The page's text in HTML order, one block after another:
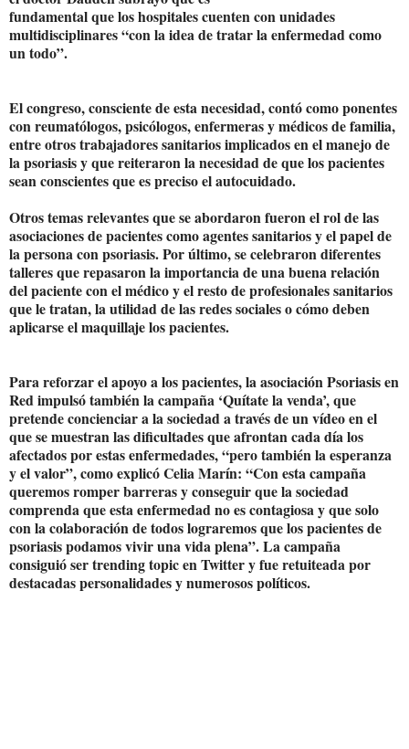
fundamental que los hospitales cuenten con unidades
multidisciplinares “con la idea de tratar la enfermedad como
un todo”.
El congreso, consciente de esta necesidad, contó como ponentes
con reumatólogos, psicólogos, enfermeras y médicos de familia,
entre otros trabajadores sanitarios implicados en el manejo de
la psoriasis y que reiteraron la necesidad de que los pacientes
sean conscientes que es preciso el autocuidado.
Otros temas relevantes que se abordaron fueron el rol de las
asociaciones de pacientes como agentes sanitarios y el papel de
la persona con psoriasis. Por último, se celebraron diferentes
talleres que repasaron la importancia de una buena relación
del paciente con el médico y el resto de profesionales sanitarios
que le tratan, la utilidad de las redes sociales o cómo deben
aplicarse el maquillaje los pacientes.
Para reforzar el apoyo a los pacientes, la asociación Psoriasis en
Red impulsó también la campaña ‘Quítate la venda’, que
pretende concienciar a la sociedad a través de un vídeo en el
que se muestran las dificultades que afrontan cada día los
afectados por estas enfermedades, “pero también la esperanza
y el valor”, como explicó Celia Marín: “Con esta campaña
queremos romper barreras y conseguir que la sociedad
comprenda que esta enfermedad no es contagiosa y que solo
con la colaboración de todos lograremos que los pacientes de
psoriasis podamos vivir una vida plena”. La campaña
consiguió ser trending topic en Twitter y fue retuiteada por
destacadas personalidades y numerosos políticos.